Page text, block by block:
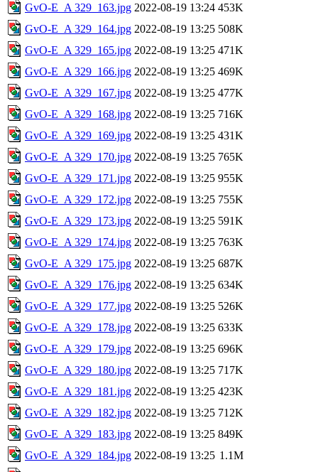
GvO-E_A 329_163.jpg 2022-08-19 13:24 453K
GvO-E_A 329_164.jpg 2022-08-19 13:25 508K
GvO-E_A 329_165.jpg 2022-08-19 13:25 471K
GvO-E_A 329_166.jpg 2022-08-19 13:25 469K
GvO-E_A 329_167.jpg 2022-08-19 13:25 477K
GvO-E_A 329_168.jpg 2022-08-19 13:25 716K
GvO-E_A 329_169.jpg 2022-08-19 13:25 431K
GvO-E_A 329_170.jpg 2022-08-19 13:25 765K
GvO-E_A 329_171.jpg 2022-08-19 13:25 955K
GvO-E_A 329_172.jpg 2022-08-19 13:25 755K
GvO-E_A 329_173.jpg 2022-08-19 13:25 591K
GvO-E_A 329_174.jpg 2022-08-19 13:25 763K
GvO-E_A 329_175.jpg 2022-08-19 13:25 687K
GvO-E_A 329_176.jpg 2022-08-19 13:25 634K
GvO-E_A 329_177.jpg 2022-08-19 13:25 526K
GvO-E_A 329_178.jpg 2022-08-19 13:25 633K
GvO-E_A 329_179.jpg 2022-08-19 13:25 696K
GvO-E_A 329_180.jpg 2022-08-19 13:25 717K
GvO-E_A 329_181.jpg 2022-08-19 13:25 423K
GvO-E_A 329_182.jpg 2022-08-19 13:25 712K
GvO-E_A 329_183.jpg 2022-08-19 13:25 849K
GvO-E_A 329_184.jpg 2022-08-19 13:25 1.1M